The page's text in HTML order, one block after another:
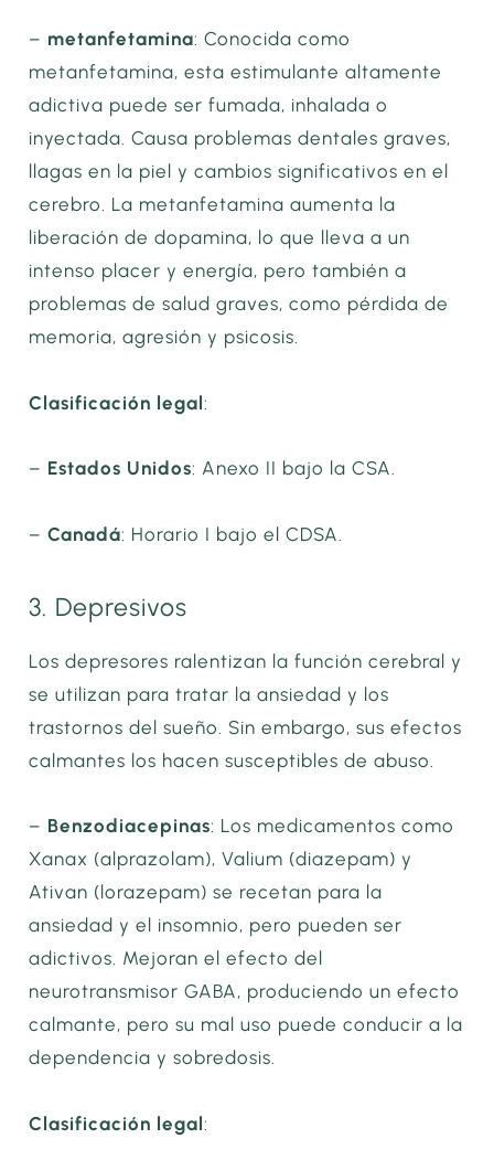
– metanfetamina: Conocida como
metanfetamina, esta estimulante altamente
adictiva puede ser fumada, inhalada o
inyectada. Causa problemas dentales graves,
llagas en la piel y cambios significativos en el
cerebro. La metanfetamina aumenta la
liberación de dopamina, lo que lleva a un
intenso placer y energía, pero también a
problemas de salud graves, como pérdida de
memoria, agresión y psicosis.
Clasificación legal:
– Estados Unidos: Anexo II bajo la CSA.
–Canadá: Horario I bajo el CDSA.
3. Depresivos
Los depresores ralentizan la función cerebral y
se utilizan para tratar la ansiedad y los
trastornos del sueño. Sin embargo, sus efectos
calmantes los hacen susceptibles de abuso.
– Benzodiacepinas: Los medicamentos como
Xanax (alprazolam), Valium (diazepam) y
Ativan (lorazepam) se recetan para la
ansiedad y el insomnio, pero pueden ser
adictivos. Mejoran el efecto del
neurotransmisor GABA, produciendo un efecto
calmante, pero su mal uso puede conducir a la
dependencia y sobredosis.
Clasificación legal: